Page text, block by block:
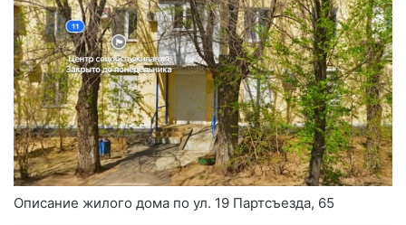
Описание жилого дома по ул. 19 Партсъезда, 65